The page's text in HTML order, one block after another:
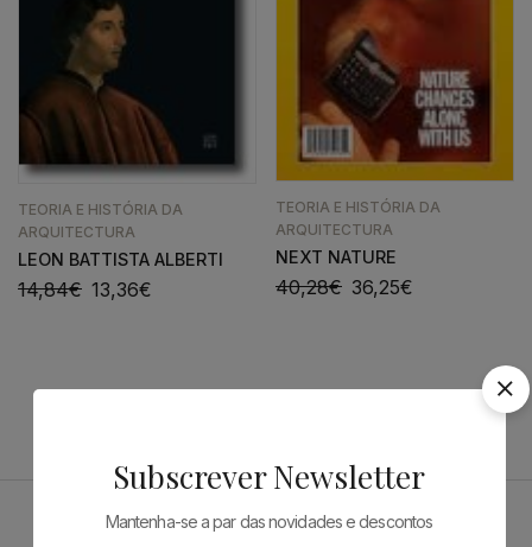
TEORIA E HISTÓRIA DA
ARQUITECTURA
LEON BATTISTA ALBERTI
14,84€ 13,36€
TEORIA E HISTÓRIA DA
ARQUITECTURA
NEXT NATURE
40,28€ 36,25€
Subscrever Newsletter
Mantenha-se a par das novidades e descontos